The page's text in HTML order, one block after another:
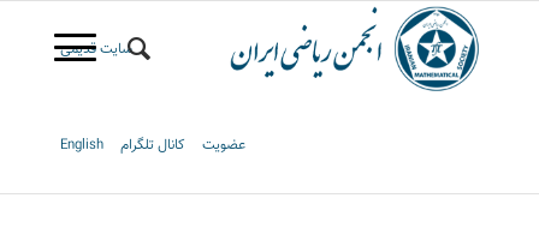
سایت قدیمی
عضویت کانال تلگرام English